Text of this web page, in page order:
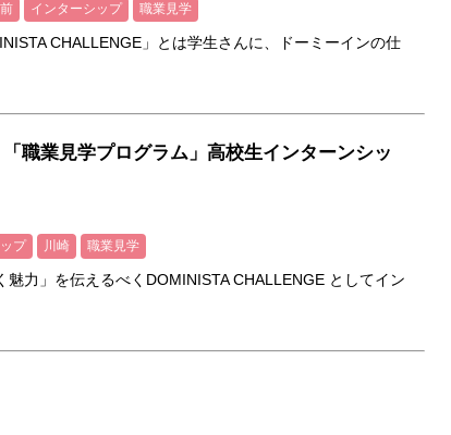
インターシップ 職業見学
CHALLENGE」とは学生さんに、ドーミーインの仕
職業見学プログラム」高校生インターンシッ
プ 川崎 職業見学
魅力」を伝えるべくDOMINISTA CHALLENGE としてイン